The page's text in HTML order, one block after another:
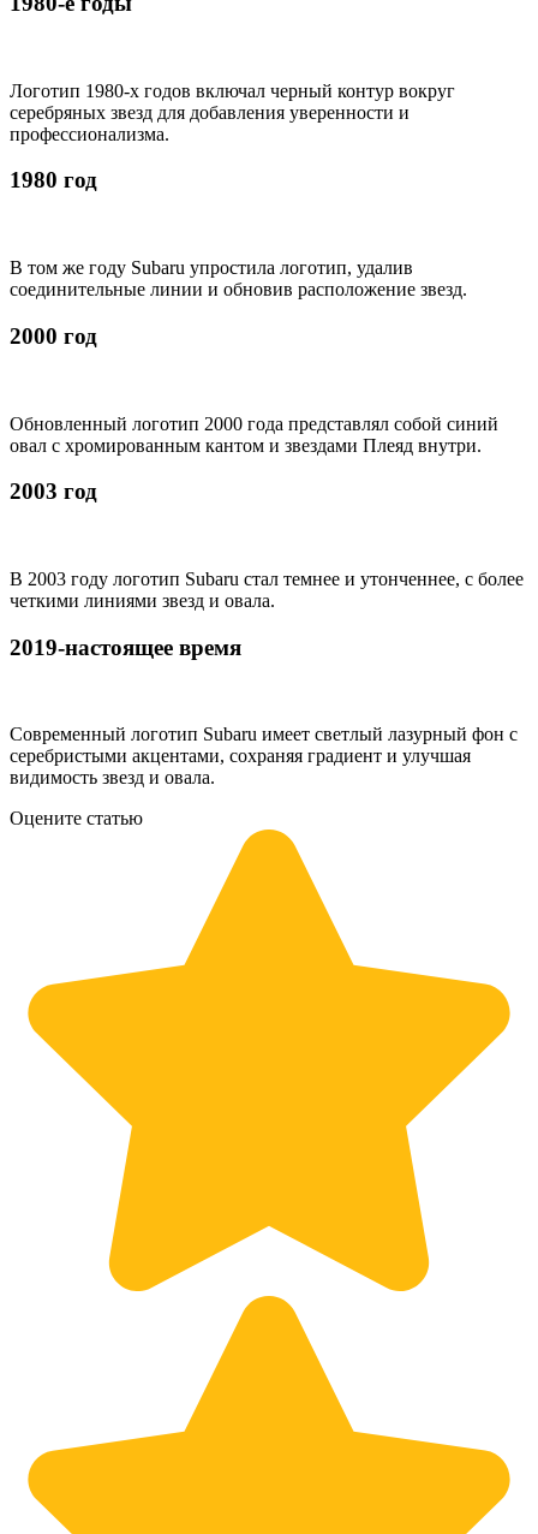
Логотип 1980-х годов включал черный контур вокруг
серебряных звезд для добавления уверенности и
профессионализма.
1980 год
В том же году Subaru упростила логотип, удалив
соединительные линии и обновив расположение звезд.
2000 год
Обновленный логотип 2000 года представлял собой синий
овал с хромированным кантом и звездами Плеяд внутри.
2003 год
В 2003 году логотип Subaru стал темнее и утонченнее, с более
четкими линиями звезд и овала.
2019-настоящее время
Современный логотип Subaru имеет светлый лазурный фон с
серебристыми акцентами, сохраняя градиент и улучшая
видимость звезд и овала.
Оцените статью